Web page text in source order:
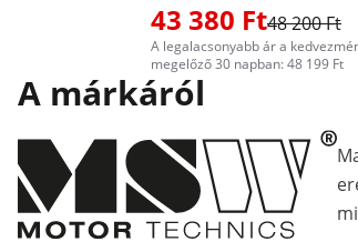
43 380 Ft48 200 Ft
A legalacsonyabb ár a
megelőző 30 napban: 48 199 Ft
A márkáról